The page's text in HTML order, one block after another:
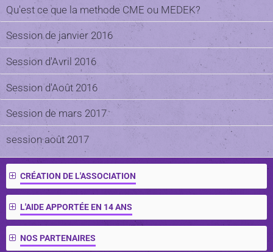
Qu'est ce que la methode CME ou MEDEK?
Session de janvier 2016
Session d'Avril 2016
Session d'Août 2016
Session de mars 2017
session août 2017
CRÉATION DE L'ASSOCIATION
L'AIDE APPORTÉE EN 14 ANS
NOS PARTENAIRES